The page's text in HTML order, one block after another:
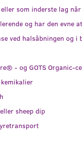
som inderste lag
og har den
ved halsåbningen og
- og GOTS Organic-
sheep dip